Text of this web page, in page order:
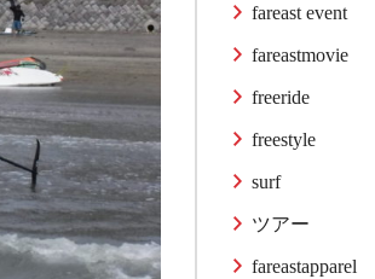
fareast event
fareastmovie
freeride
freestyle
surf
ツアー
fareastapparel